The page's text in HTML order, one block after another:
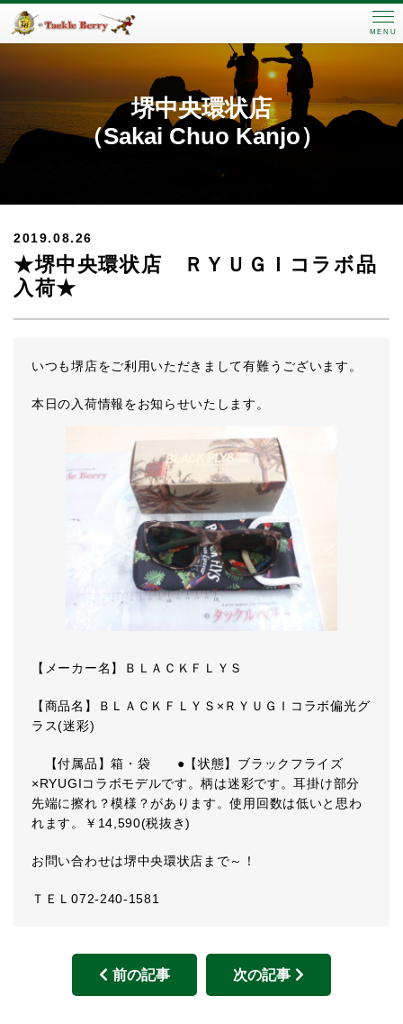
MENU
堺中央環状店
（Sakai Chuo Kanjo）
2019.08.26
★堺中央環状店 ＲＹＵＧＩコラボ品
入荷★
いつも堺店をご利用いただきまして有難うございます。
本日の入荷情報をお知らせいたします。
【メーカー名】ＢＬＡＣＫＦＬＹＳ
【商品名】ＢＬＡＣＫＦＬＹＳ×ＲＹＵＧＩコラボ偏光グ
ラス(迷彩)
【付属品】箱・袋 ●【状態】ブラックフライズ
×RYUGIコラボモデルです。柄は迷彩です。耳掛け部分
先端に擦れ？模様？があります。使用回数は低いと思わ
れます。￥14,590(税抜き)
お問い合わせは堺中央環状店まで～！
ＴＥＬ072-240-1581
前の記事 次の記事